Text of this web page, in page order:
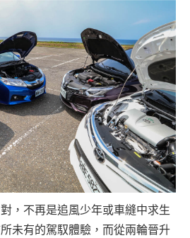
，不再是追風少年或車縫中求生
未有的駕馭體驗，而從兩輪晉升